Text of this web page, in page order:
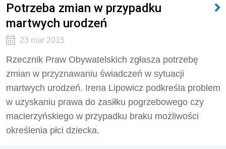
Potrzeba zmian w przypadku
martwych urodzeń
23 mar 2015
Rzecznik Praw Obywatelskich zgłasza potrzebę
zmian w przyznawaniu świadczeń w sytuacji
martwych urodzeń. Irena Lipowicz podkreśla problem
w uzyskaniu prawa do zasiłku pogrzebowego czy
macierzyńskiego w przypadku braku możliwości
określenia płci dziecka.